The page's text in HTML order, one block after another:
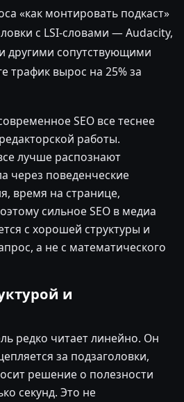
«как монтировать подкаст»
с LSI-словами — Audacity,
другими сопутствующими
трафик вырос на 25% за
SEO все теснее
работы.
лучше распознают
через поведенческие
время на странице,
сильное SEO в медиа
с хорошей структуры и
а не с математического
и
редко читает линейно. Он
за подзаголовки,
решение о полезности
секунд. Это не